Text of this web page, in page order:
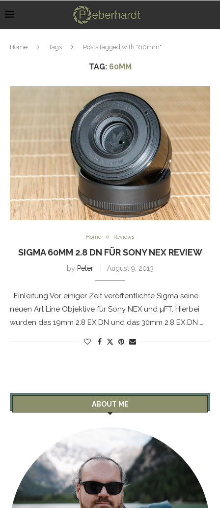
Home Tags Posts tagged with "60mm"
TAG: 60MM
Home Reviews
SIGMA 60MM 2.8 DN FÜR SONY NEX REVIEW
by Peter August 9, 2013
Einleitung Vor einiger Zeit veröffentlichte Sigma seine
neuen Art Line Objektive für Sony NEX und µFT. Hierbei
wurden das 19mm 2.8 EX DN und das 30mm 2.8 EX DN …
ABOUT ME